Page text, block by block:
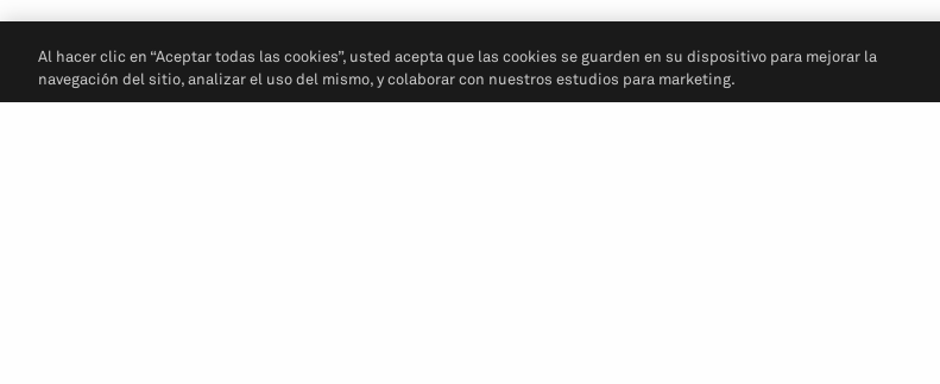
Al hacer clic en “Aceptar todas las cookies”, usted acepta que las cookies se guarden en su dispositivo para mejorar la
navegación del sitio, analizar el uso del mismo, y colaborar con nuestros estudios para marketing.